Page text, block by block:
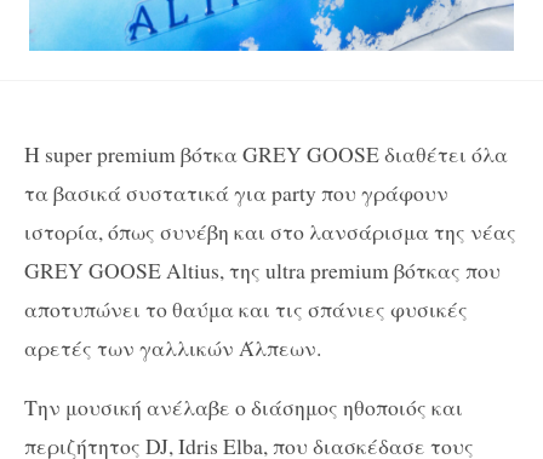
Η super premium βότκα GREY GOOSE διαθέτει όλα
τα βασικά συστατικά για party που γράφουν
ιστορία, όπως συνέβη και στο λανσάρισμα της νέας
GREYGOOSE Altius, της ultra premium βότκας που
αποτυπώνει το θαύμα και τις σπάνιες φυσικές
αρετές των γαλλικών Άλπεων.
Την μουσική ανέλαβε οδιάσημος ηθοποιός και
περιζήτητος DJ,Idris Elba, που διασκέδασε τους